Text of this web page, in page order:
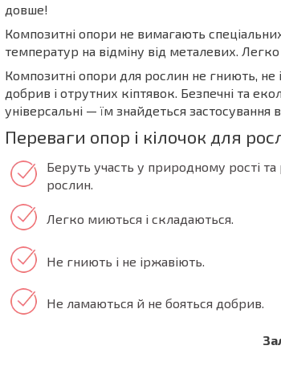
довше!
Композитні опори не вимагають
температур на відміну від металевих.
Композитні опори для рослин не гниють,
добрив і отрутних кіптявок. Безпечні та
універсальні — їм знайдеться
Переваги опор і кілочок для
Беруть участь у природному рості та
рослин.
Легко миються і складаються.
Не гниють і не іржавіють.
Не ламаються й не бояться добрив.